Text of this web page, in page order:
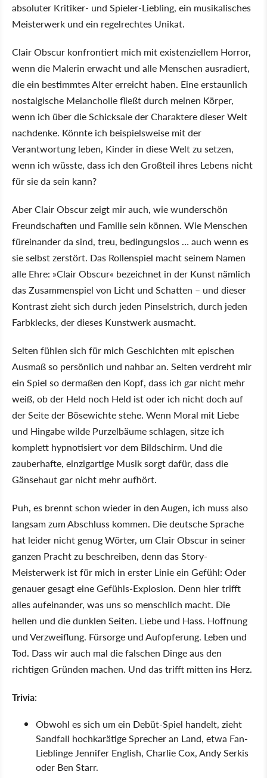
absoluter Kritiker- und Spieler-Liebling, ein musikalisches
Meisterwerk und ein regelrechtes Unikat.
Clair Obscur konfrontiert mich mit existenziellem Horror,
wenn die Malerin erwacht und alle Menschen ausradiert,
die ein bestimmtes Alter erreicht haben. Eine erstaunlich
nostalgische Melancholie fließt durch meinen Körper,
wenn ich über die Schicksale der Charaktere dieser Welt
nachdenke. Könnte ich beispielsweise mit der
Verantwortung leben, Kinder in diese Welt zu setzen,
wenn ich wüsste, dass ich den Großteil ihres Lebens nicht
für sie da sein kann?
Aber Clair Obscur zeigt mir auch, wie wunderschön
Freundschaften und Familie sein können. Wie Menschen
füreinander da sind, treu, bedingungslos … auch wenn es
sie selbst zerstört. Das Rollenspiel macht seinem Namen
alle Ehre: »Clair Obscur« bezeichnet in der Kunst nämlich
das Zusammenspiel von Licht und Schatten – und dieser
Kontrast zieht sich durch jeden Pinselstrich, durch jeden
Farbklecks, der dieses Kunstwerk ausmacht.
Selten fühlen sich für mich Geschichten mit epischen
Ausmaß so persönlich und nahbar an. Selten verdreht mir
ein Spiel so dermaßen den Kopf, dass ich gar nicht mehr
weiß, ob der Held noch Held ist oder ich nicht doch auf
der Seite der Bösewichte stehe. Wenn Moral mit Liebe
und Hingabe wilde Purzelbäume schlagen, sitze ich
komplett hypnotisiert vor dem Bildschirm. Und die
zauberhafte, einzigartige Musik sorgt dafür, dass die
Gänsehaut gar nicht mehr aufhört.
Puh, es brennt schon wieder in den Augen, ich muss also
langsam zum Abschluss kommen. Die deutsche Sprache
hat leider nicht genug Wörter, um Clair Obscur in seiner
ganzen Pracht zu beschreiben, denn das Story-
Meisterwerk ist für mich in erster Linie ein Gefühl: Oder
genauer gesagt eine Gefühls-Explosion. Denn hier trifft
alles aufeinander, was uns so menschlich macht. Die
hellen und die dunklen Seiten. Liebe und Hass. Hoffnung
und Verzweiflung. Fürsorge und Aufopferung. Leben und
Tod. Dass wir auch mal die falschen Dinge aus den
richtigen Gründen machen. Und das trifft mitten ins Herz.
Trivia:
Obwohl es sich um ein Debüt-Spiel handelt, zieht
Sandfall hochkarätige Sprecher an Land, etwa Fan-
Lieblinge Jennifer English, Charlie Cox, Andy Serkis
oder Ben Starr.